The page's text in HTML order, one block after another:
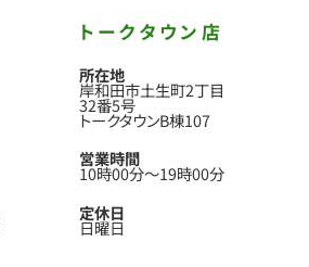
トークタウン店
所在地
岸和田市土生町2丁目
32番5号
トークタウンB棟107
営業時間
10時00分〜19時00分
定休日
日曜日